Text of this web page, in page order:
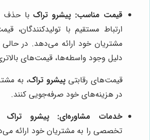
قیمت مناسب: پیشرو تراکبا حذف
ارتباط مستقیم با تولیدکنندگان،
مشتریان خود ارائه می‌دهد. در حالی
دلیل وجود واسطه‌ها، قیمت‌های
قیمت‌های رقابتیپیشرو تراک، به
در هزینه‌های خود صرفه‌جویی کنند.
خدمات مشاوره‌ای:
پیشرو تراک
تخصصی را به مشتریان خود ارائه